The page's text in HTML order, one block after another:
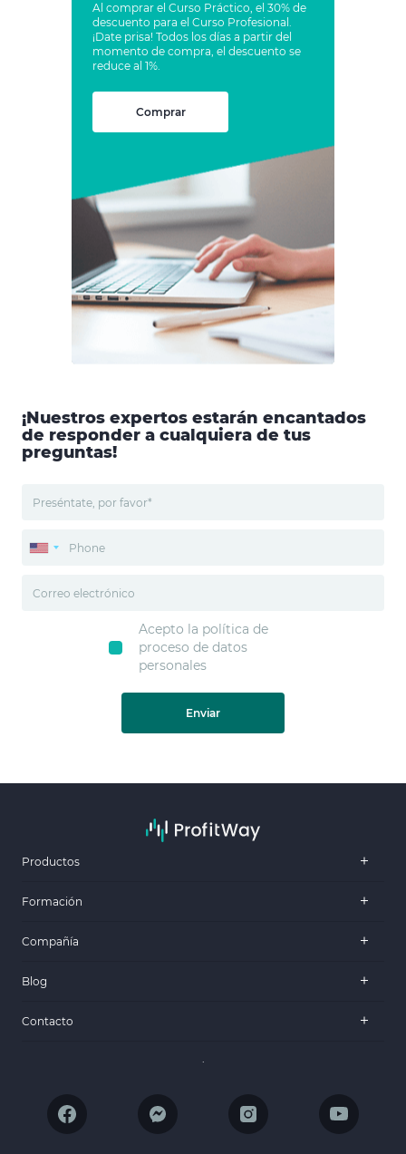
Al comprar el Curso Práctico, el 30% de
descuento para el Curso Profesional.
¡Date prisa! Todos los días a partir del
momento de compra, el descuento se
reduce al 1%.
Comprar
¡Nuestros expertos estarán encantados
de responder a cualquiera de tus
preguntas!
Acepto la política de
proceso de datos
personales
Enviar
Productos
Formación
Compañía
Blog
Contacto
.